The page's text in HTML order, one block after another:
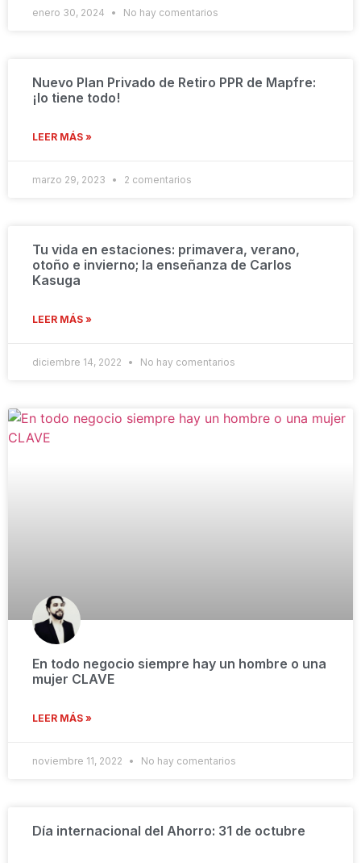
enero 30, 2024 No hay comentarios
Nuevo Plan Privado de Retiro PPR de Mapfre:
¡lo tiene todo!
LEER MÁS »
marzo 29, 2023 2 comentarios
Tu vida en estaciones: primavera, verano,
otoño e invierno; la enseñanza de Carlos
Kasuga
LEER MÁS »
diciembre 14, 2022 No hay comentarios
En todo negocio siempre hay un hombre o una
mujer CLAVE
LEER MÁS »
noviembre 11, 2022 No hay comentarios
Día internacional del Ahorro: 31 de octubre